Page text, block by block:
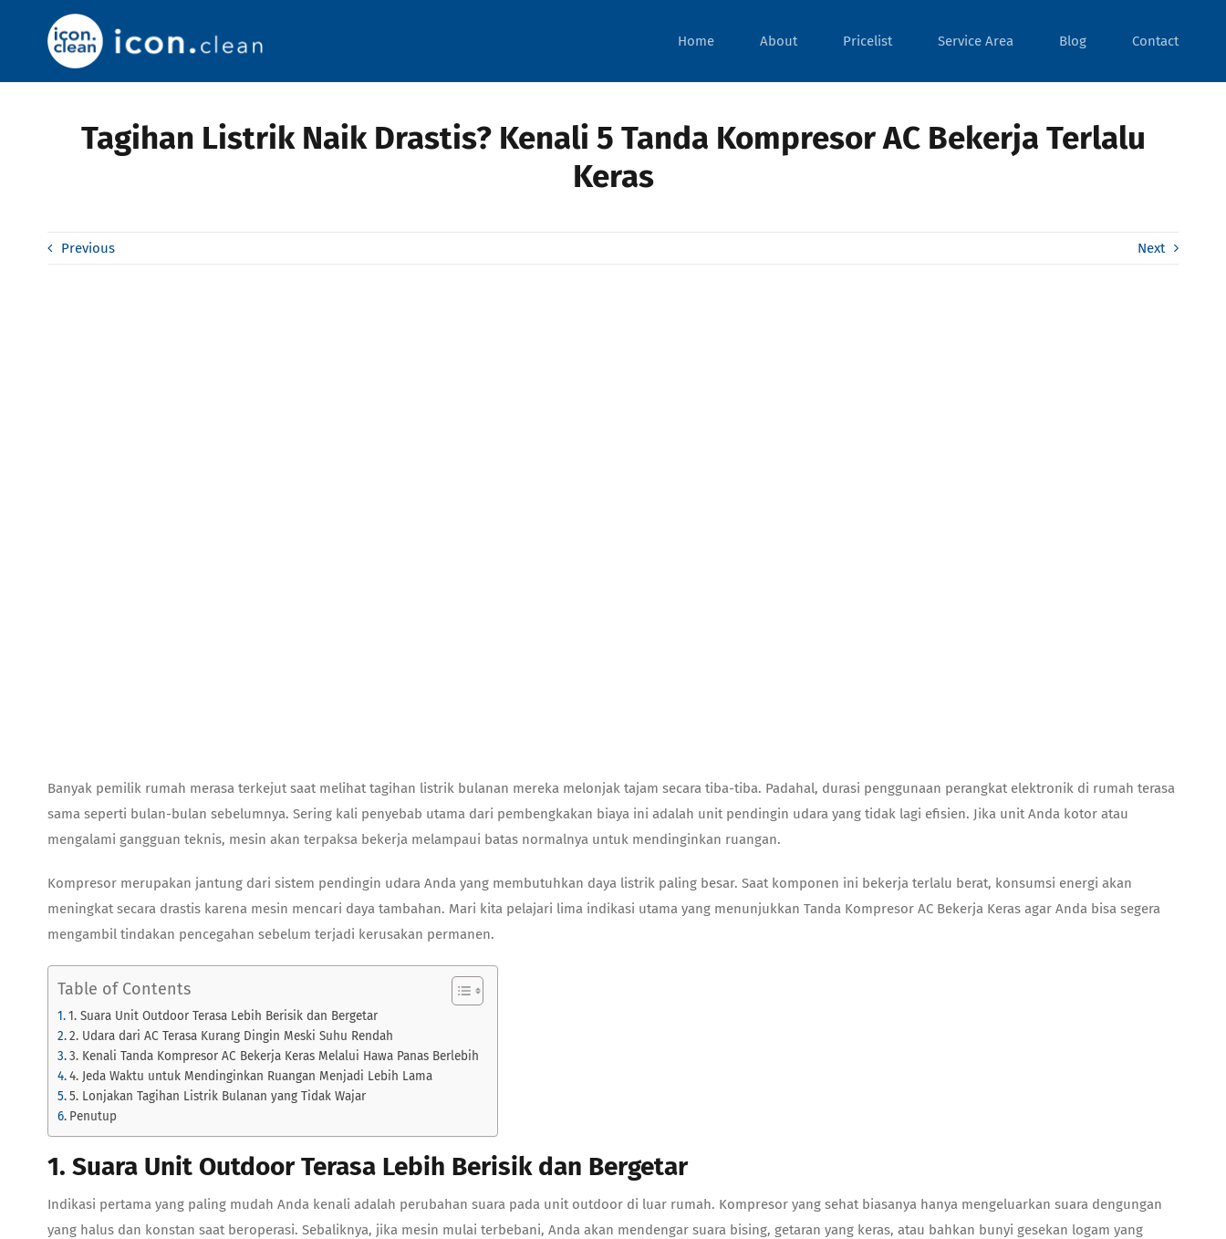
Home About Pricelist Service Area Blog Contact
Tagihan Listrik Naik Drastis? Kenali 5 Tanda Kompresor AC Bekerja Terlalu
Keras
Previous Next
Banyak pemilik rumah merasa terkejut saat melihat tagihan listrik bulanan mereka melonjak tajam secara tiba-tiba. Padahal, durasi penggunaan perangkat elektronik di rumah terasa
sama seperti bulan-bulan sebelumnya. Sering kali penyebab utama dari pembengkakan biaya ini adalah unit pendingin udara yang tidak lagi efisien. Jika unit Anda kotor atau
mengalami gangguan teknis, mesin akan terpaksa bekerja melampaui batas normalnya untuk mendinginkan ruangan.
Kompresor merupakan jantung dari sistem pendingin udara Anda yang membutuhkan daya listrik paling besar. Saat komponen ini bekerja terlalu berat, konsumsi energi akan
meningkat secara drastis karena mesin mencari daya tambahan. Mari kita pelajari lima indikasi utama yang menunjukkan Tanda Kompresor AC Bekerja Keras agar Anda bisa segera
mengambil tindakan pencegahan sebelum terjadi kerusakan permanen.
Table of Contents
1. Suara Unit Outdoor Terasa Lebih Berisik dan Bergetar
2. Udara dari AC Terasa Kurang Dingin Meski Suhu Rendah
3. Kenali Tanda Kompresor AC Bekerja Keras Melalui Hawa Panas Berlebih
4. Jeda Waktu untuk Mendinginkan Ruangan Menjadi Lebih Lama
5. Lonjakan Tagihan Listrik Bulanan yang Tidak Wajar
Penutup
1. Suara Unit Outdoor Terasa Lebih Berisik dan Bergetar
Indikasi pertama yang paling mudah Anda kenali adalah perubahan suara pada unit outdoor di luar rumah. Kompresor yang sehat biasanya hanya mengeluarkan suara dengungan
yang halus dan konstan saat beroperasi. Sebaliknya, jika mesin mulai terbebani, Anda akan mendengar suara bising, getaran yang keras, atau bahkan bunyi gesekan logam yang